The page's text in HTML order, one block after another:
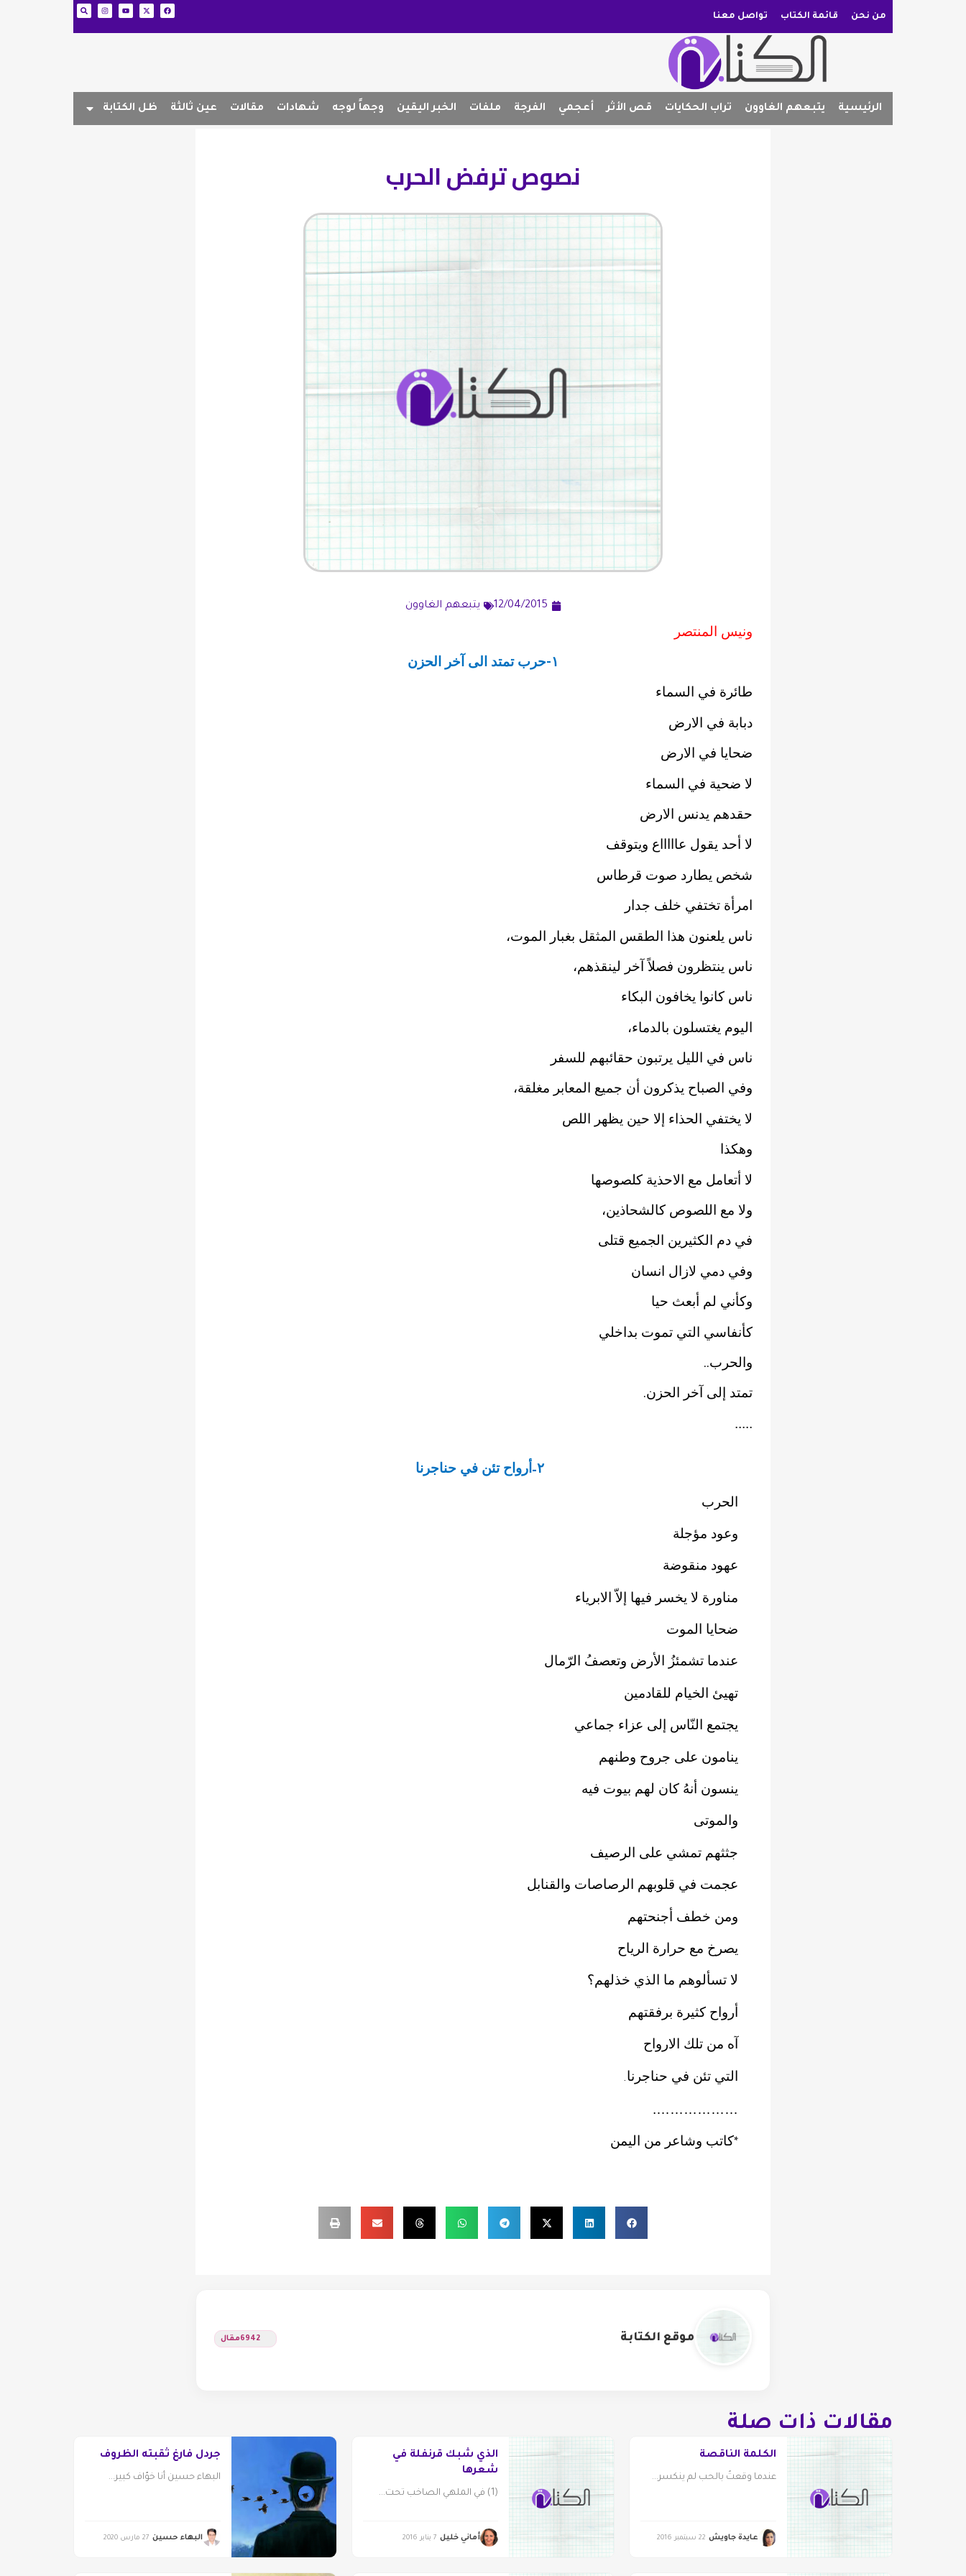
من نحن قائمة الكتاب تواصل معنا
الرئيسية يتبعهم الغاوون تراب الحكايات قص الأثر أعجمي الفرجة ملفات الخبر اليقين وجهاً لوجه شهادات مقالات عين ثالثة ظل الكتابة
نصوص ترفض الحرب
12/04/2015 يتبعهم الغاوون
ونيس المنتصر
١-حرب تمتد الى آخر الحزن
طائرة في السماء
دبابة في الارض
ضحايا في الارض
لا ضحية في السماء
حقدهم يدنس الارض
لا أحد يقول عاااااع ويتوقف
شخص يطارد صوت قرطاس
امرأة تختفي خلف جدار
ناس يلعنون هذا الطقس المثقل بغبار الموت،
ناس ينتظرون فصلاً آخر لينقذهم،
ناس كانوا يخافون البكاء
اليوم يغتسلون بالدماء،
ناس في الليل يرتبون حقائبهم للسفر
وفي الصباح يذكرون أن جميع المعابر مغلقة،
لا يختفي الحذاء إلا حين يظهر اللص
وهكذا
لا ﺃﺗﻌﺎﻣﻞ مع الاحذية كلصوصها
ولا مع اللصوص كالشحاذين،
في دم الكثيرين الجميع قتلى
وفي دمي لازال انسان
ﻭﻛﺄني لم أبعث حيا
كأنفاسي التي تموت بداخلي
ﻭﺍلحرب..
تمتد إلى آخر الحزن.
.....
٢– أرواح تئن في حناجرنا
الحرب
وعود مؤجلة
عهود منقوضة
مناورة لا يخسر فيها إلاّ الابرياء
ضحايا الموت
عندما تشمئزُ الأرض وتعصفُ الرّمال
تهيئ الخيام للقادمين
يجتمع النّاس إلى عزاء جماعي
ينامون على جروح وطنهم
ينسون أنهُ كان لهم بيوت فيه
والموتى
جثثهم تمشي على الرصيف
عجمت في قلوبهم الرصاصات والقنابل
ومن خطف أجنحتهم
يصرخ مع حرارة الرياح
ﻻ تسألوهم ما الذي خذلهم؟
أرواح كثيرة برفقتهم
آه من تلك الارواح
التي تئن في حناجرنا.
……………….
*كاتب وشاعر من اليمن
موقع الكتابة 6942مقال
مقالات ذات صلة
الكلمة الناقصة
عندما وقعتُ بالحب لم ينكسر...
عايدة جاويش 22 سبتمبر 2016
الذي شبك قرنفلةً في
شعرها
(1) في الملهي الصاخب تحت...
أماني خليل 7 يناير 2016
جردل فارغ ثقبته الظروف
البهاء حسين أنا خوّاف كبير...
البهاء حسين 27 مارس 2020